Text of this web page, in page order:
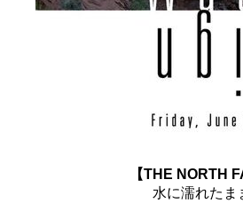
【THE NORTH
水に濡れたま